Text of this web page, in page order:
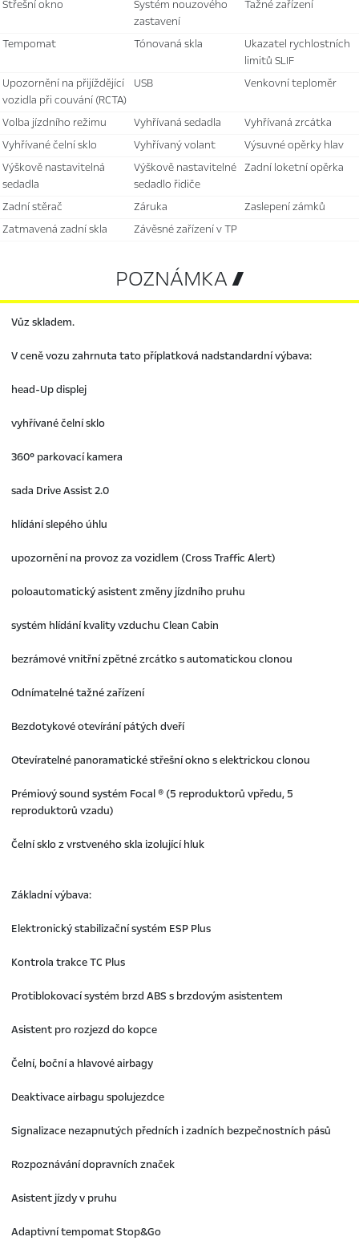
střešní okno
systém nouzového
zastavení
tažné zařízení
tempomat tónovaná skla
ukazatel rychlostních
limitů SLIF
upozornění na přijíždějící
vozidla při couvání (RCTA)
USB venkovní teploměr
volba jízdního režimu vyhřívaná sedadla
vyhřívaná zrcátka
vyhřívané čelní sklo
vyhřívaný volant
výsuvné opěrky hlav
výškově nastavitelná
sedadla
výškově nastavitelné
sedadlo řidiče
zadní loketní opěrka
zadní stěrač záruka
zaslepení zámků
zatmavená zadní skla
závěsné zařízení v TP
POZNÁMKA 
Vůz skladem.
V ceně vozu zahrnuta tato příplatková nadstandardní výbava:
head-Up displej
vyhřívané čelní sklo
360° parkovací kamera
sada Drive Assist 2.0
hlídání slepého úhlu
upozornění na provoz za vozidlem (Cross Traffic Alert)
poloautomatický asistent změny jízdního pruhu
systém hlídání kvality vzduchu Clean Cabin
bezrámové vnitřní zpětné zrcátko s automatickou clonou
Odnímatelné tažné zařízení
Bezdotykové otevírání pátých dveří
Otevíratelné panoramatické střešní okno s elektrickou clonou
Prémiový sound systém Focal ® (5 reproduktorů vpředu, 5
reproduktorů vzadu)
Čelní sklo z vrstveného skla izolující hluk
Základní výbava:
Elektronický stabilizační systém ESP Plus
Kontrola trakce TC Plus
Protiblokovací systém brzd ABS s brzdovým asistentem
Asistent pro rozjezd do kopce
Čelní, boční a hlavové airbagy
Deaktivace airbagu spolujezdce
Signalizace nezapnutých předních i zadních bezpečnostních pásů
Rozpoznávání dopravních značek
Asistent jízdy v pruhu
Adaptivní tempomat Stop&Go